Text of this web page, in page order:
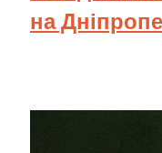
на